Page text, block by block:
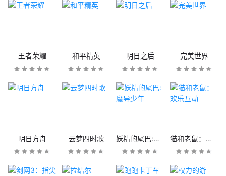
王者荣耀 和平精英 明日之后 完美世界
明日方舟 云梦四时歌 妖精的尾巴:魔导少年 猫和老鼠：欢乐互动